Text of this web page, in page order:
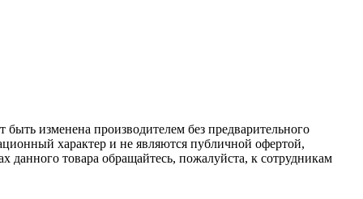
изменена производителем без предварительного
характер и не являются публичной офертой,
данного товара обращайтесь, пожалуйста, к сотрудникам